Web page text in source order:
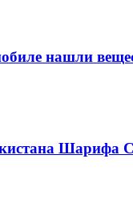
нашли
Шарифа